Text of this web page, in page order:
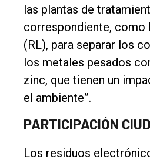
las plantas de
correspondiente, como
(RL), para separar los
los metales pesados
zinc, que tienen un
el ambiente”.
PARTICIPACIÓN
Los residuos